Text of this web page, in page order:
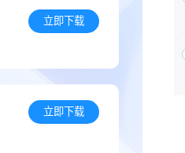
立即下载
立即下载